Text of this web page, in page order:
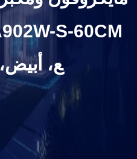
ع، أبيض، 60 سم